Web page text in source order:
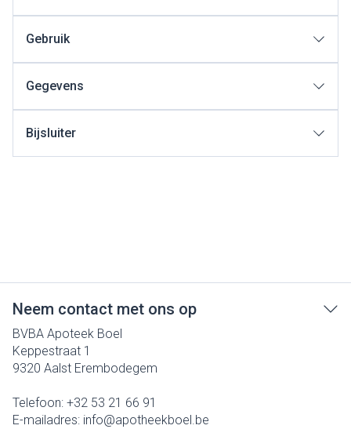
Gebruik
Gegevens
Bijsluiter
Neem contact met ons op
BVBA Apoteek Boel
Keppestraat 1
9320 Aalst Erembodegem
Telefoon: +32 53 21 66 91
E-mailadres: info@apotheekboel.be